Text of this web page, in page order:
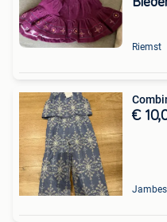
Riemst
€
Jambes